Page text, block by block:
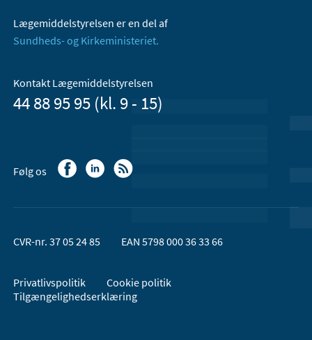
Lægemiddelstyrelsen er en del af
Sundheds- og Kirkeministeriet.
Kontakt Lægemiddelstyrelsen
44 88 95 95 (kl. 9 - 15)
Følg os
CVR-nr. 37 05 24 85 EAN 5798 000 36 33 66
Privatlivspolitik
Cookie politik
Tilgængelighedserklæring